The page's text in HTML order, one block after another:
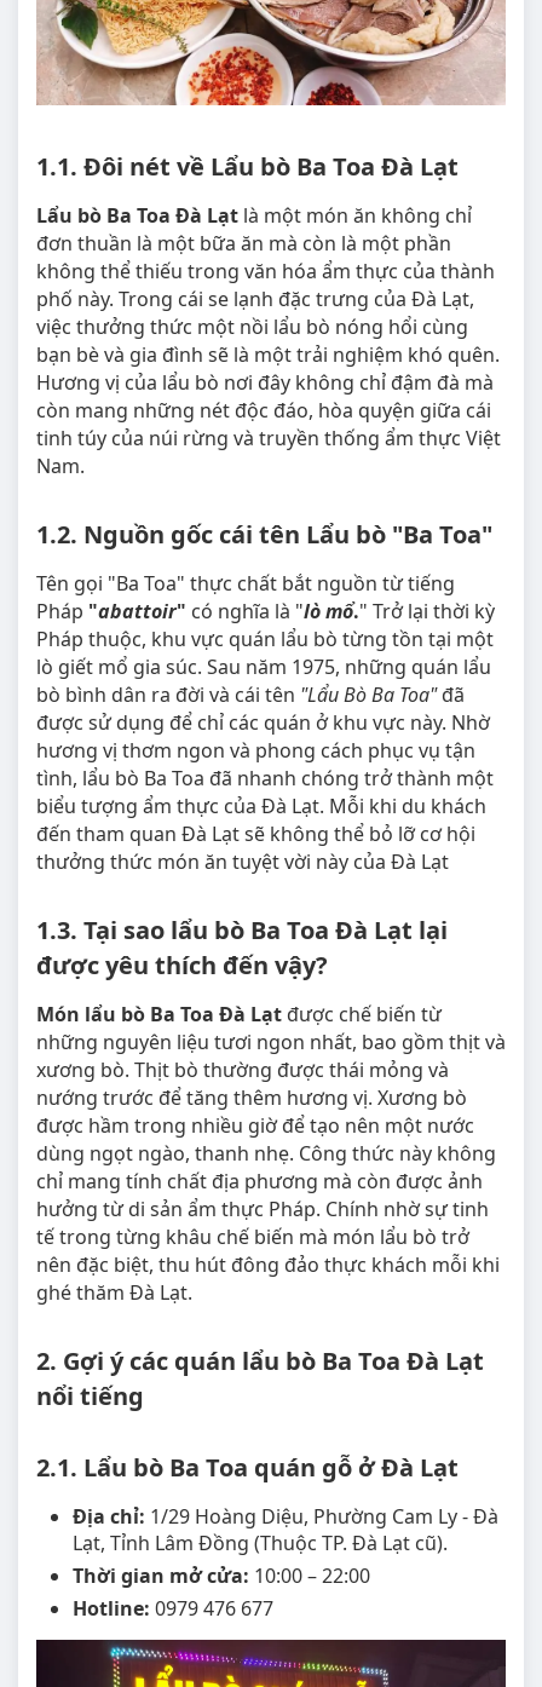
1.1. Đôi nét về Lẩu bò Ba Toa Đà Lạt
Lẩu bò Ba Toa Đà Lạt là một món ăn không chỉ
đơn thuần là một bữa ăn mà còn là một phần
không thể thiếu trong văn hóa ẩm thực của thành
phố này. Trong cái se lạnh đặc trưng của Đà Lạt,
việc thưởng thức một nồi lẩu bò nóng hổi cùng
bạn bè và gia đình sẽ là một trải nghiệm khó quên.
Hương vị của lẩu bò nơi đây không chỉ đậm đà mà
còn mang những nét độc đáo, hòa quyện giữa cái
tinh túy của núi rừng và truyền thống ẩm thực Việt
Nam.
1.2. Nguồn gốc cái tên Lẩu bò "Ba Toa"
Tên gọi "Ba Toa" thực chất bắt nguồn từ tiếng
Pháp "abattoir" có nghĩa là "lò mổ." Trở lại thời kỳ
Pháp thuộc, khu vực quán lẩu bò từng tồn tại một
lò giết mổ gia súc. Sau năm 1975, những quán lẩu
bò bình dân ra đời và cái tên "Lẩu Bò Ba Toa"đã
được sử dụng để chỉ các quán ở khu vực này. Nhờ
hương vị thơm ngon và phong cách phục vụ tận
tình, lẩu bò Ba Toa đã nhanh chóng trở thành một
biểu tượng ẩm thực của Đà Lạt. Mỗi khi du khách
đến tham quan Đà Lạt sẽ không thể bỏ lỡ cơ hội
thưởng thức món ăn tuyệt vời này của Đà Lạt
1.3. Tại sao lẩu bò Ba Toa Đà Lạt lại
được yêu thích đến vậy?
Món lẩu bò Ba Toa Đà Lạt được chế biến từ
những nguyên liệu tươi ngon nhất, bao gồm thịt và
xương bò. Thịt bò thường được thái mỏng và
nướng trước để tăng thêm hương vị. Xương bò
được hầm trong nhiều giờ để tạo nên một nước
dùng ngọt ngào, thanh nhẹ. Công thức này không
chỉ mang tính chất địa phương mà còn được ảnh
hưởng từ di sản ẩm thực Pháp. Chính nhờ sự tinh
tế trong từng khâu chế biến mà món lẩu bò trở
nên đặc biệt, thu hút đông đảo thực khách mỗi khi
ghé thăm Đà Lạt.
2. Gợi ý các quán lẩu bò Ba Toa Đà Lạt
nổi tiếng
2.1. Lẩu bò Ba Toa quán gỗ ở Đà Lạt
Địa chỉ: 1/29 Hoàng Diệu, Phường Cam Ly - Đà
Lạt, Tỉnh Lâm Đồng (Thuộc TP. Đà Lạt cũ).
Thời gian mở cửa: 10:00 – 22:00
Hotline: 0979 476 677